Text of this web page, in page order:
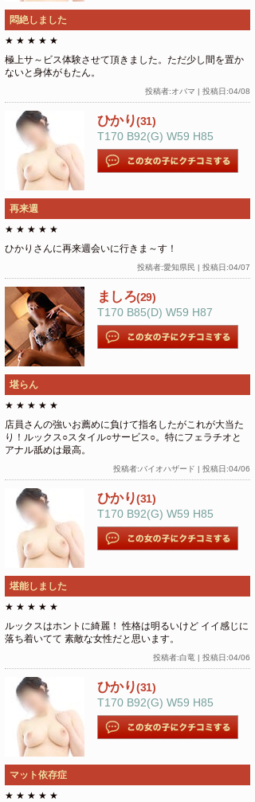
悶絶しました
★ ★ ★ ★ ★
極上サ～ビス体験させて頂きました。ただ少し間を置か
ないと身体がもたん。
投稿者:オバマ | 投稿日:04/08
ひかり(31)
T170 B92(G) W59 H85
再来週
★ ★ ★ ★ ★
ひかりさんに再来週会いに行きま～す！
投稿者:愛知県民 | 投稿日:04/07
ましろ(29)
T170 B85(D) W59 H87
堪らん
★ ★ ★ ★ ★
店員さんの強いお薦めに負けて指名したがこれが大当た
り！ルックス○スタイル○サービス○。特にフェラチオと
アナル舐めは最高。
投稿者:バイオハザード | 投稿日:04/06
ひかり(31)
T170 B92(G) W59 H85
堪能しました
★ ★ ★ ★ ★
ルックスはホントに綺麗！ 性格は明るいけど イイ感じに
落ち着いてて 素敵な女性だと思います。
投稿者:白竜 | 投稿日:04/06
ひかり(31)
T170 B92(G) W59 H85
マット依存症
★ ★ ★ ★ ★